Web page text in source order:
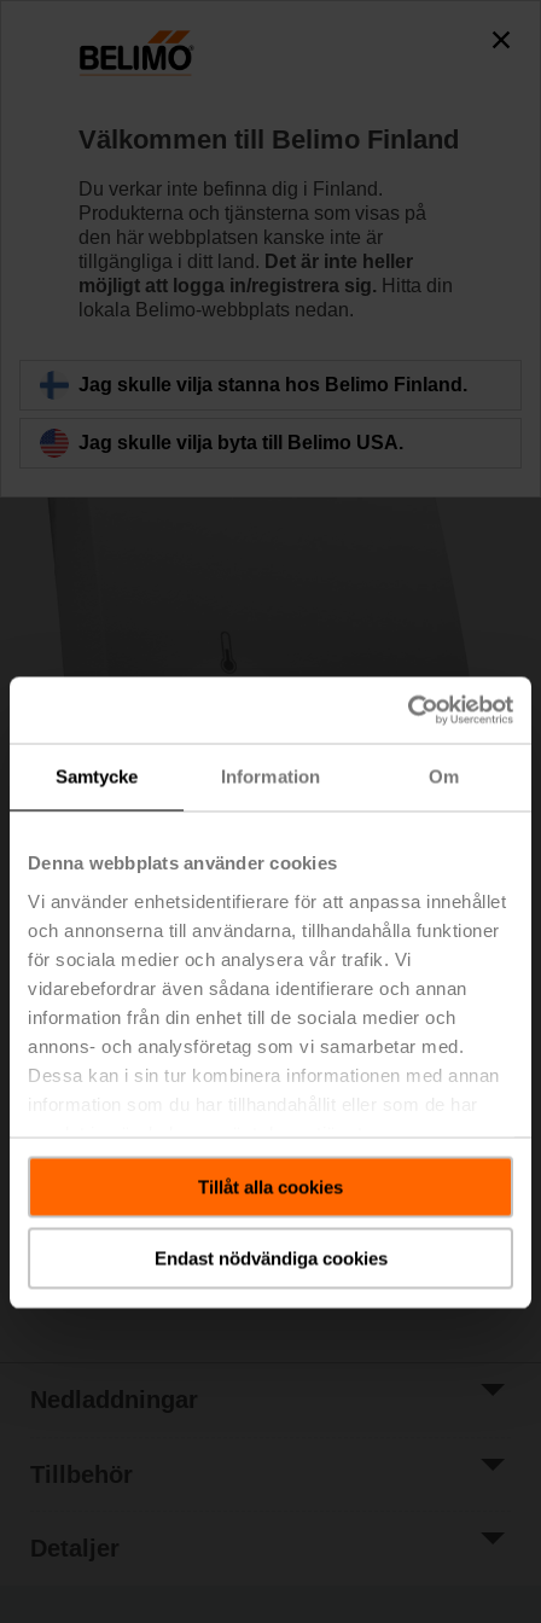
Samtycke Information Om
Denna webbplats använder cookies
Vi använder enhetsidentifierare för att anpassa innehållet
och annonserna till användarna, tillhandahålla funktioner
för sociala medier och analysera vår trafik. Vi
vidarebefordrar även sådana identifierare och annan
information från din enhet till de sociala medier och
annons- och analysföretag som vi samarbetar med.
Dessa kan i sin tur kombinera informationen med annan
Tillåt alla cookies
Endast nödvändiga cookies
CRK24-B1
Läs mer
Tillbaka till produktkategori
CRK24-B1
Rumstemperaturregulator, Uteffekt 2...10 V: kylning,
uppvärmning för 6-portsventil, AC 24 V, Driftval och
display: AUTO/ECO/MAXIMUM, vridknapp +/-
projektlistan
Nedladdningar
Tillbehör
Detaljer
Välkommen till Belimo Finland
Du verkar inte befinna dig i Finland.
Produkterna och tjänsterna som visas på
den här webbplatsen kanske inte är
tillgängliga i ditt land. Det är inte heller
möjligt att logga in/registrera sig. Hitta din
lokala Belimo-webbplats nedan.
Jag skulle vilja stanna hos Belimo Finland.
Jag skulle vilja byta till Belimo USA.